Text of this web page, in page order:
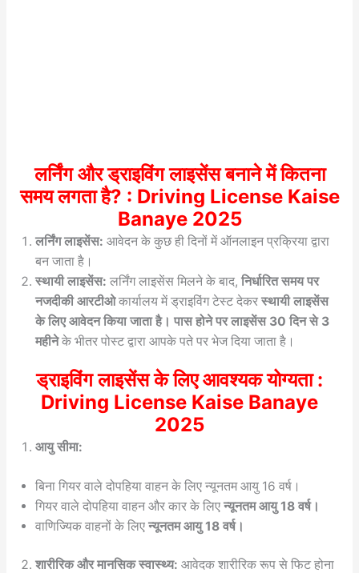
लर्निंग और ड्राइविंग लाइसेंस बनाने में कितना
समय लगता है? : Driving License Kaise
Banaye 2025
लर्निंग लाइसेंस: आवेदन के कुछ ही दिनों में ऑनलाइन प्रक्रिया द्वारा
बन जाता है।
स्थायी लाइसेंस: लर्निंग लाइसेंस मिलने के बाद, निर्धारित समय पर
नजदीकी आरटीओकार्यालय में ड्राइविंग टेस्ट देकरस्थायी लाइसेंस
के लिए आवेदन किया जाता है। पास होने पर लाइसेंस 30 दिन से 3
महीनेके भीतर पोस्ट द्वारा आपके पते पर भेज दिया जाता है।
ड्राइविंग लाइसेंस के लिए आवश्यक योग्यता :
Driving License Kaise Banaye
2025
आयु सीमा:
बिना गियर वाले दोपहिया वाहन के लिए न्यूनतम आयु 16 वर्ष।
गियर वाले दोपहिया वाहन और कार के लिए न्यूनतम आयु 18 वर्ष।
वाणिज्यिक वाहनों के लिएन्यूनतम आयु 18 वर्ष।
शारीरिक और मानसिक स्वास्थ्य: आवेदक शारीरिक रूप से फिट होना